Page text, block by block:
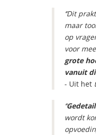
‘‘Dit
maar
op
voor
grote
vanuit
- Uit het
‘‘
wordt